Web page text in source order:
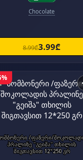
Chocolate
8.99₾3.99₾
/ფაზერი/
პრალინე "გეიშა" თხილის
შიგთავსით 12*250 გრ